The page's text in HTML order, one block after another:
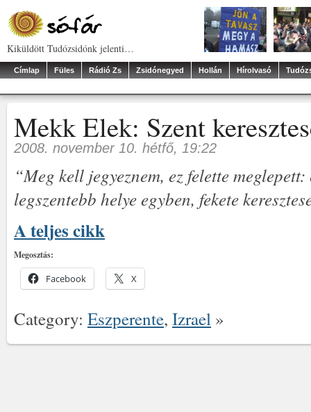
Kiküldött Tudózsidónk jelenti…
Címlap Füles Rádió Zs Zsidónegyed Hollán Hírolvasó
Mekk Elek: Szent
2008. november 10. hétfő, 19:22
“Meg kell jegyeznem, ez felette
legszentebb helye egyben, fekete
A teljes cikk
Megosztás:
Facebook X
Category: Eszperente, Izrael »